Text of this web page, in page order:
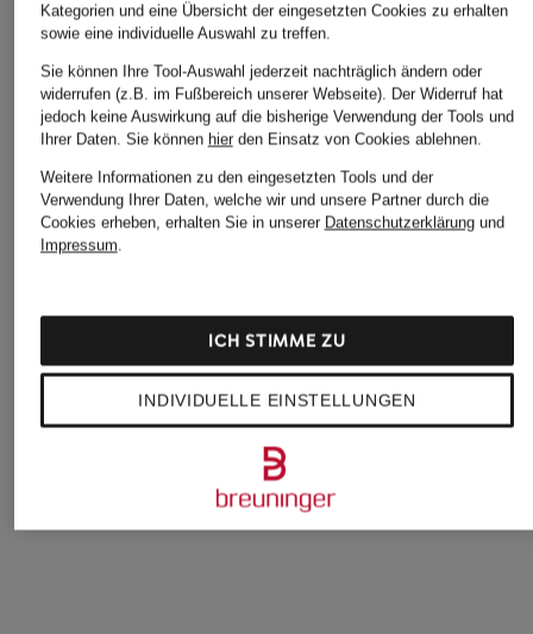
249 €
+Aktionsrabatt
black palms
Hose FLANNY im
Jogging-Stil
119,99 €
Bestpreis:101,99 €
Ursprünglich: 189,99 €
229 €
Kategorien und eine Übersicht der eingesetzten Cookies zu erhalten
sowie eine individuelle Auswahl zu treffen.
Sie können Ihre Tool-Auswahl jederzeit nachträglich ändern oder
widerrufen (z.B. im Fußbereich unserer Webseite). Der Widerruf hat
jedoch keine Auswirkung auf die bisherige Verwendung der Tools und
Ihrer Daten. Sie können hierden Einsatz von Cookies ablehnen.
Weitere Informationen zu den eingesetzten Tools und der
Verwendung Ihrer Daten, welche wir und unsere Partner durch die
Cookies erheben, erhalten Sie in unserer Datenschutzerklärungund
Impressum.
INDIVIDUELLE EINSTELLUNGEN
ICH STIMME ZU